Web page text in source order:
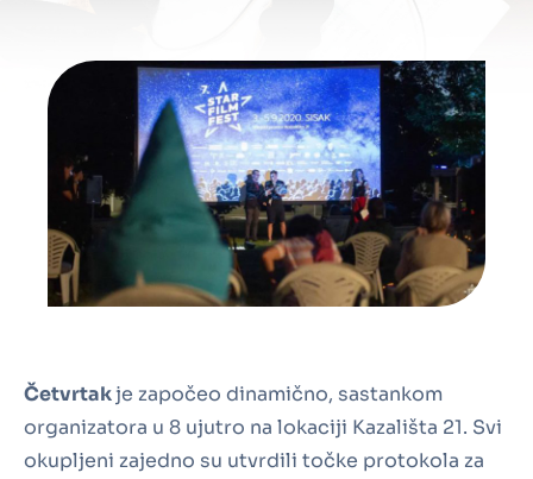
Četvrtakje započeo dinamično, sastankom
organizatora u 8 ujutro na lokaciji Kazališta 21. Svi
okupljeni zajedno su utvrdili točke protokola za